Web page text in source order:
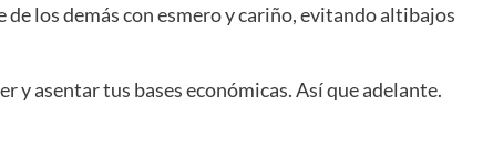
de los demás con esmero y cariño, evitando altibajos
y asentar tus bases económicas. Así que adelante.